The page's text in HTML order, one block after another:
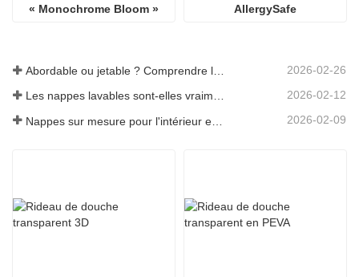
« Monochrome Bloom »
AllergySafe
2026-02-26
Les nappes lavables sont-elles vraiment faciles d'entretien ? À quoi s'attendre ? 2026-02-12
2026-02-09